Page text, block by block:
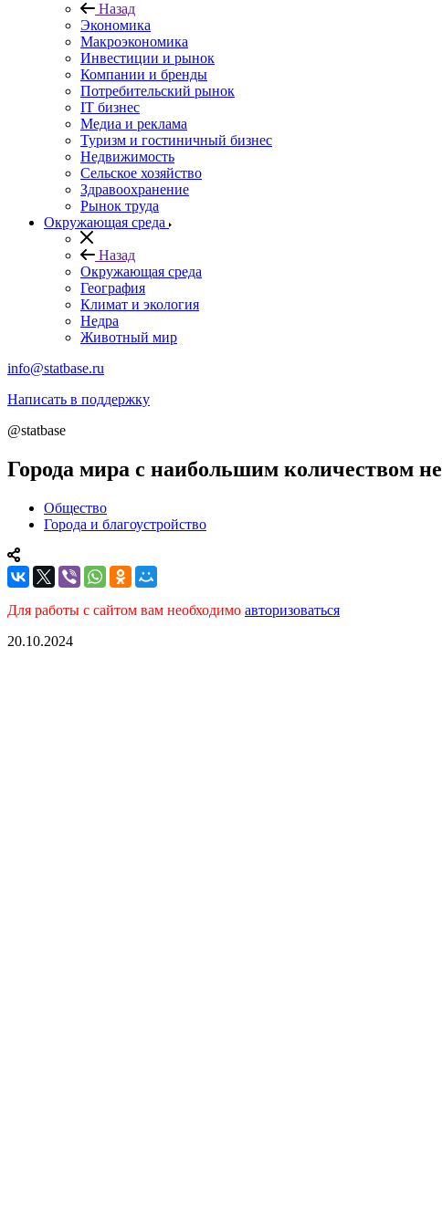
Назад
Экономика
Макроэкономика
Инвестиции и рынок
Компании и бренды
Потребительский рынок
IT бизнес
Медиа и реклама
Туризм и гостиничный бизнес
Недвижимость
Сельское хозяйство
Здравоохранение
Рынок труда
Окружающая среда
Назад
Окружающая среда
География
Климат и экология
Недра
Животный мир
info@statbase.ru
Написать в поддержку
@statbase
Города мира с наибольшим количеством
Общество
Города и благоустройство
Для работы с сайтом вам необходимо авторизоваться
20.10.2024